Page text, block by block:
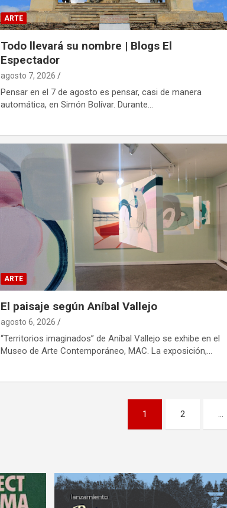
ARTE
Todo llevará su nombre | Blogs El
Espectador
agosto 7, 2026
Pensar en el 7 de agosto es pensar, casi de manera
automática, en Simón Bolívar. Durante…
ARTE
El paisaje según Aníbal Vallejo
agosto 6, 2026
“Territorios imaginados” de Aníbal Vallejo se exhibe en el
Museo de Arte Contemporáneo, MAC. La exposición,…
1 2 …